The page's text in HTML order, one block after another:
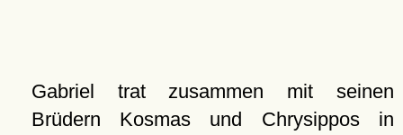
Gabriel trat zusammen mit seinen
Brüdern Kosmas und Chrysippos in